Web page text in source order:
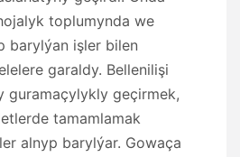
toplumynda we
barylýan işler bilen
garaldy. Bellenilişi
guramaçylykly geçirmek,
tamamlamak
alnyp barylýar. Gowaça